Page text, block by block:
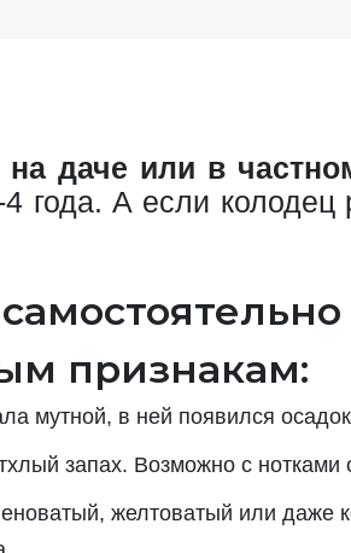
на даче или в
года. А если
признакам:
мутной, в ней появился
запах. Возможно с нотками
желтоватый или даже